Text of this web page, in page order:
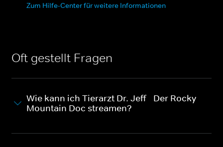
Zum Hilfe-Center für weitere Informationen
Oft gestellt Fragen
Wie kann ich Tierarzt Dr. Jeff - Der Rocky
Mountain Doc streamen?